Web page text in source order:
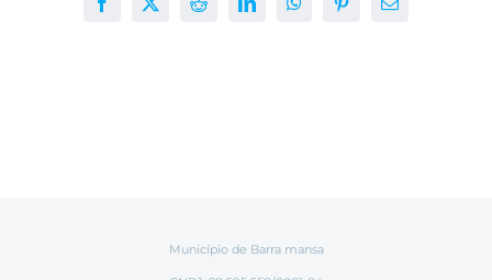
Facebook
X RedditLinkedInWhatsAppPinterest
E-
Município de Barra mansa